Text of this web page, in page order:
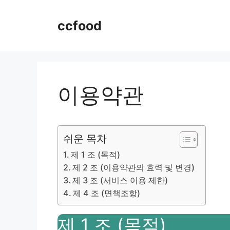
ccfood
이용약관
쉬운 목차
제 1 조 (목적)
제 2 조 (이용약관의 효력 및 변경)
제 3 조 (서비스 이용 제한)
제 4 조 (면책조항)
제 1 조 (목적)